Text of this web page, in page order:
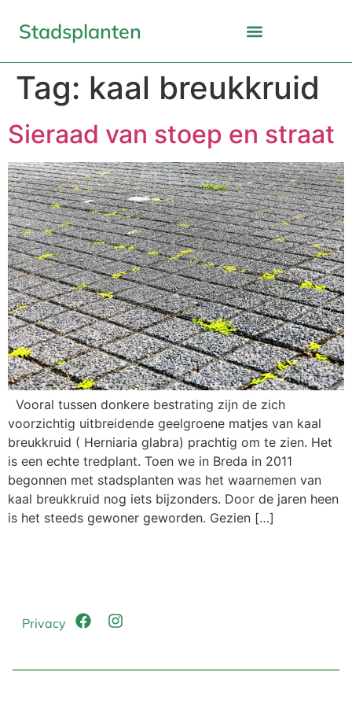
Stadsplanten
Tag: kaal breukkruid
Sieraad van stoep en straat
Vooral tussen donkere bestrating zijn de zich
voorzichtig uitbreidende geelgroene matjes van kaal
breukkruid ( Herniaria glabra) prachtig om te zien. Het
is een echte tredplant. Toen we in Breda in 2011
begonnen met stadsplanten was het waarnemen van
kaal breukkruid nog iets bijzonders. Door de jaren heen
is het steeds gewoner geworden. Gezien […]
Privacy